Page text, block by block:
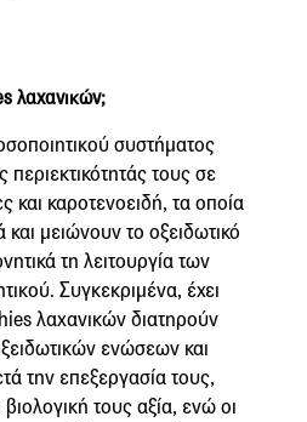
λαχανικών;
συστήματος
τους σε
και καροτενοειδή, τα οποία
μειώνουν το οξειδωτικό
τη λειτουργία των
Συγκεκριμένα, έχει
λαχανικών διατηρούν
ενώσεων και
την επεξεργασία τους,
τους αξία, ενώ οι